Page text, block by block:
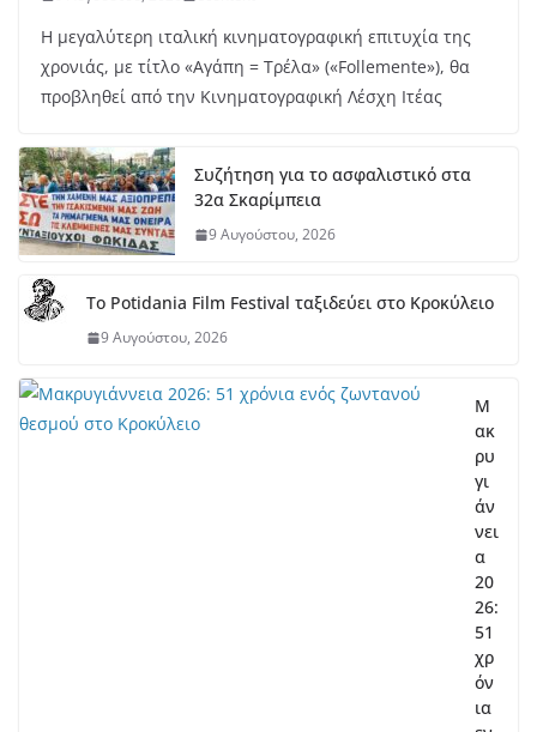
Η μεγαλύτερη ιταλική κινηματογραφική επιτυχία της
χρονιάς, με τίτλο «Αγάπη = Τρέλα» («Follemente»), θα
προβληθεί από την Κινηματογραφική Λέσχη Ιτέας
Συζήτηση για το ασφαλιστικό στα
32α Σκαρίμπεια
9 Αυγούστου, 2026
Το Potidania Film Festival ταξιδεύει στο Κροκύλειο
9 Αυγούστου, 2026
Μ
ακ
ρυ
γι
άν
νει
α
20
26:
51
χρ
όν
ια